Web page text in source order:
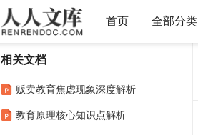
首页 全部分类
相关文档
贩卖教育焦虑现象深度解析
教育原理核心知识点解析